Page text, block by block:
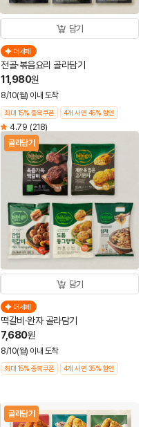
담기
더세페
전골·볶음요리 골라담기
11,980원
8/10(월) 이내 도착
최대 15% 중복쿠폰 4개 사면 45% 할인
4.79 (218)
골라담기
담기
더세페
떡갈비·완자 골라담기
7,680원
8/10(월) 이내 도착
최대 15% 중복쿠폰 4개 사면 35% 할인
골라담기